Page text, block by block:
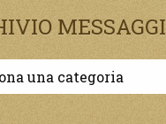
MESSAGGI